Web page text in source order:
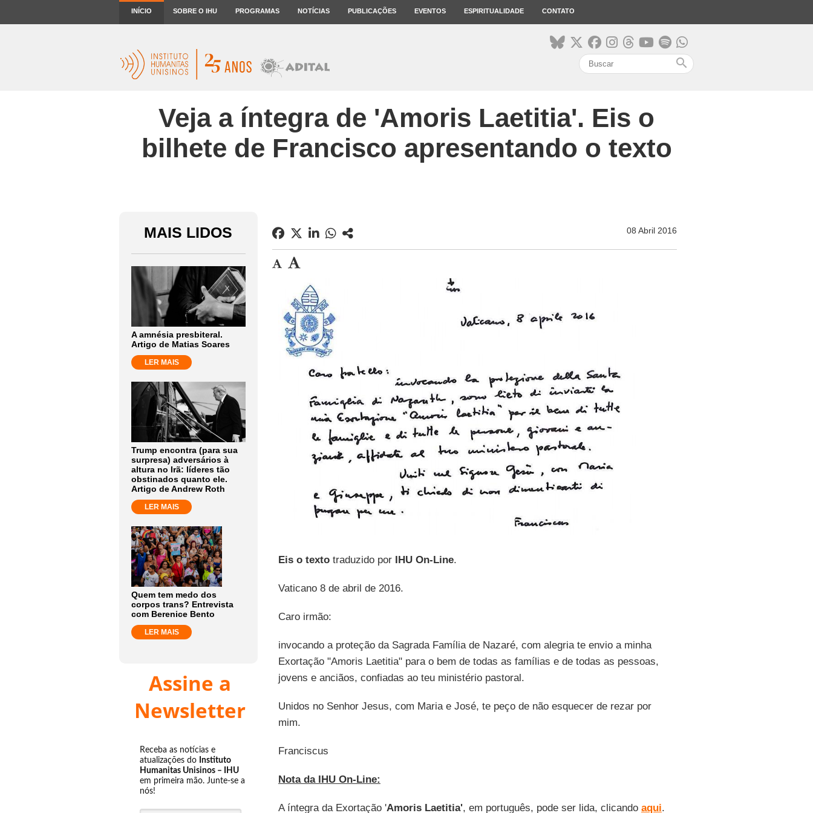
INÍCIO SOBRE O IHU PROGRAMAS NOTÍCIAS PUBLICAÇÕES EVENTOS ESPIRITUALIDADE CONTATO
search
Veja a íntegra de 'Amoris Laetitia'. Eis o
bilhete de Francisco apresentando o texto
MAIS LIDOS
A amnésia presbiteral.
Artigo de Matias Soares
LER MAIS
Trump encontra (para sua
surpresa) adversários à
altura no Irã: líderes tão
obstinados quanto ele.
Artigo de Andrew Roth
LER MAIS
Quem tem medo dos
corpos trans? Entrevista
com Berenice Bento
LER MAIS
Assine a
Newsletter
Receba as notícias e
atualizações do Instituto
Humanitas Unisinos – IHU
em primeira mão. Junte-se a
nós!
08 Abril 2016
Eis o textotraduzido por IHU On-Line.
Vaticano 8 de abril de 2016.
Caro irmão:
invocando a proteção da Sagrada Família de Nazaré, com alegria te envio a minha
Exortação "Amoris Laetitia" para o bem de todas as famílias e de todas as pessoas,
jovens e anciãos, confiadas ao teu ministério pastoral.
Unidos no Senhor Jesus, com Maria e José, te peço de não esquecer de rezar por
mim.
Franciscus
Nota da IHU On-Line:
A íntegra da Exortação 'Amoris Laetitia', em português, pode ser lida, clicando aqui.